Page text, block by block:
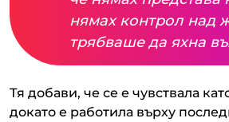
нямах контрол над
трябваше да яхна
Тя добави, че се е чувствала
докато е работила върху